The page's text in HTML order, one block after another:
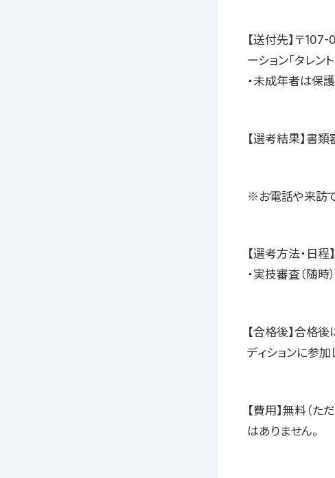
【送付先】〒
ーション「タレン
・未成年者は保
【選考結果】書
※お電話や来訪
【選考方法・日
・実技審査（随
【合格後】合格
ディションに参加
【費用】無料（
はありません。